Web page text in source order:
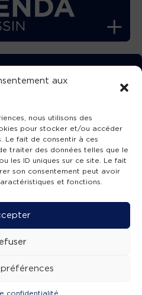
aux
nous utilisons des
pour stocker et/ou accéder
Le fait de consentir à ces
traiter des données telles que le
les ID uniques sur ce site. Le fait
son consentement peut avoir
et fonctions.
confidentialité
GRATUITEMENT
TVBA !
NOUS !
Accessibilité